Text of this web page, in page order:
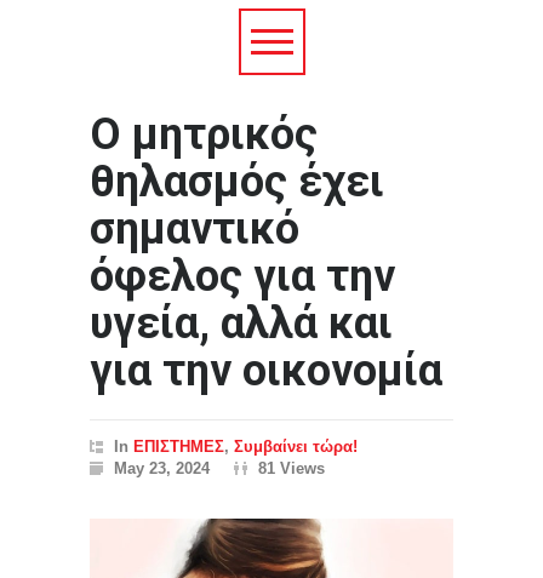
Ο μητρικός
θηλασμός έχει
σημαντικό
όφελος για την
υγεία, αλλά και
για την οικονομία
In ΕΠΙΣΤΗΜΕΣ, Συμβαίνει τώρα!
May 23, 2024
81 Views